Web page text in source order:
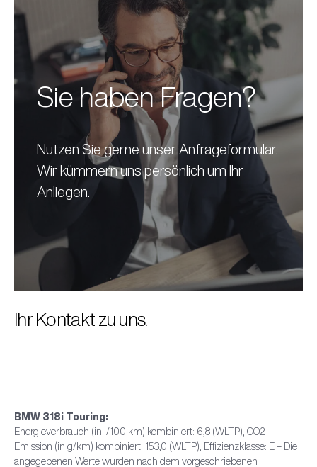
Ihr Kontakt zu uns.
Sie haben Fragen?
Nutzen Sie gerne unser Anfrageformular.
Wir kümmern uns persönlich um Ihr
Anliegen.
BMW 318i Touring:
Energieverbrauch (in l/100 km) kombiniert: 6,8 (WLTP), CO2-
Emission (in g/km) kombiniert: 153,0 (WLTP), Effizienzklasse: E – Die
angegebenen Werte wurden nach dem vorgeschriebenen